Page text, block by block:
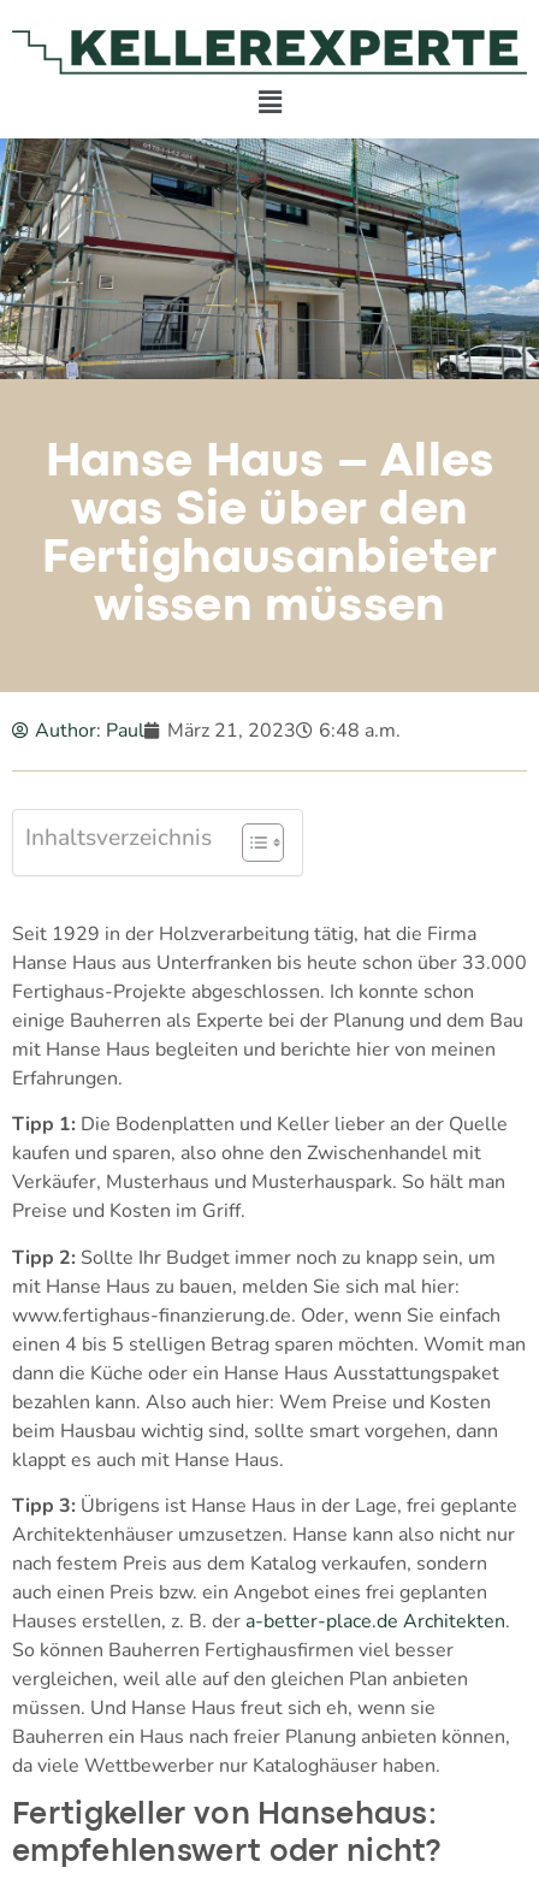
Hanse Haus – Alles
was Sie über den
Fertighausanbieter
wissen müssen
Author: Paul März 21, 2023 6:48 a.m.
Inhaltsverzeichnis
Seit 1929 in der Holzverarbeitung tätig, hat die Firma
Hanse Haus aus Unterfranken bis heute schon über 33.000
Fertighaus-Projekte abgeschlossen. Ich konnte schon
einige Bauherren als Experte bei der Planung und dem Bau
mit Hanse Haus begleiten und berichte hier von meinen
Erfahrungen.
Tipp 1: Die Bodenplatten und Keller lieber an der Quelle
kaufen und sparen, also ohne den Zwischenhandel mit
Verkäufer, Musterhaus und Musterhauspark. So hält man
Preise und Kosten im Griff.
Tipp 2: Sollte Ihr Budget immer noch zu knapp sein, um
mit Hanse Haus zu bauen, melden Sie sich mal hier:
www.fertighaus-finanzierung.de. Oder, wenn Sie einfach
einen 4 bis 5 stelligen Betrag sparen möchten. Womit man
dann die Küche oder ein Hanse Haus Ausstattungspaket
bezahlen kann. Also auch hier: Wem Preise und Kosten
beim Hausbau wichtig sind, sollte smart vorgehen, dann
klappt es auch mit Hanse Haus.
Tipp 3: Übrigens ist Hanse Haus in der Lage, frei geplante
Architektenhäuser umzusetzen. Hanse kann also nicht nur
nach festem Preis aus dem Katalog verkaufen, sondern
auch einen Preis bzw. ein Angebot eines frei geplanten
Hauses erstellen, z. B. der a-better-place.de Architekten.
So können Bauherren Fertighausfirmen viel besser
vergleichen, weil alle auf den gleichen Plan anbieten
müssen. Und Hanse Haus freut sich eh, wenn sie
Bauherren ein Haus nach freier Planung anbieten können,
da viele Wettbewerber nur Kataloghäuser haben.
Fertigkeller von Hansehaus:
empfehlenswert oder nicht?